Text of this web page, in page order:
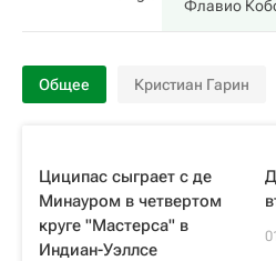
Флавио
Общее Кристиан Гарин
Циципас сыграет с де
Минауром в четвертом
круге "Мастерса" в
Индиан-Уэллсе